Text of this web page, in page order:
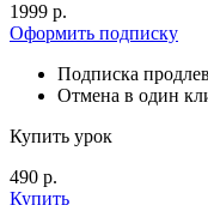
1999 р.
Оформить подписку
Подписка
Отмена в один
Купить урок
490 р.
Купить